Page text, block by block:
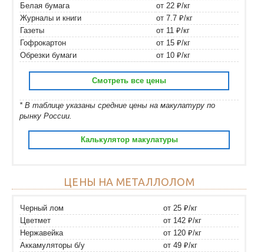
Белая бумага
от 22 ₽/кг
Журналы и книги
от 7.7 ₽/кг
Газеты
от 11 ₽/кг
Гофрокартон
от 15 ₽/кг
Обрезки бумаги
от 10 ₽/кг
Смотреть все цены
* В таблице указаны средние цены на макулатуру по
рынку России.
Калькулятор макулатуры
ЦЕНЫ НА МЕТАЛЛОЛОМ
Черный лом
от 25 ₽/кг
Цветмет
от 142 ₽/кг
Нержавейка
от 120 ₽/кг
Аккамуляторы б/у
от 49 ₽/кг